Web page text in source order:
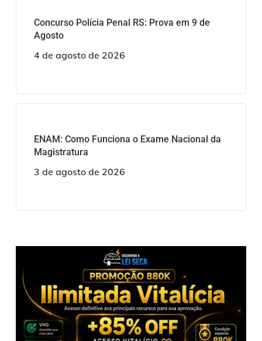
Concurso Polícia Penal RS: Prova em 9 de
Agosto
4 de agosto de 2026
ENAM: Como Funciona o Exame Nacional da
Magistratura
3 de agosto de 2026